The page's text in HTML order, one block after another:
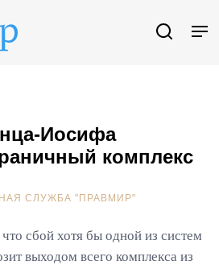
Иосифа
комплекс
СЛУЖБА "ПРАВМИР"
сбой хотя бы одной из систем
выходом всего комплекса из